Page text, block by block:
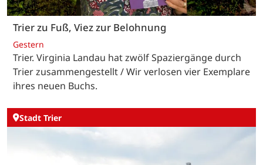
Trier zu Fuß, Viez zur Belohnung
Gestern
Trier. Virginia Landau hat zwölf Spaziergänge durch
Trier zusammengestellt / Wir verlosen vier Exemplare
ihres neuen Buchs.
Stadt Trier